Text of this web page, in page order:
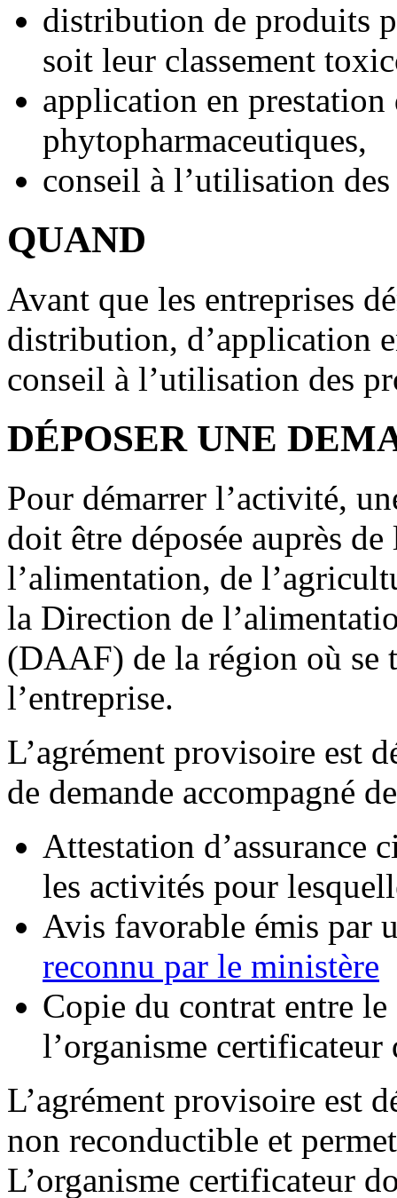
distribution de produits
soit leur classement
application en
phytopharmaceutiques,
conseil à l’utilisation
QUAND
Avant que les entreprises
distribution, d’application
conseil à l’utilisation des
DÉPOSER UNE
Pour démarrer l’activité,
doit être déposée auprès
l’alimentation, de
la Direction de
(DAAF) de la région où se
l’entreprise.
L’agrément provisoire est
de demande accompagné
Attestation d’assurance
les activités pour
Avis favorable émis par
reconnu par le ministère
Copie du contrat entre le
l’organisme
L’agrément provisoire est
non reconductible et
L’organisme certificateur